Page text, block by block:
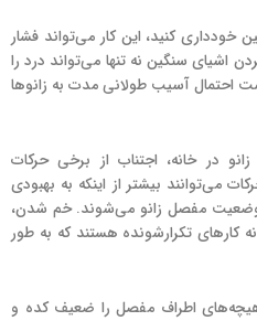
خودداری کنید، این کار می‌تواند فشار
اشیای سنگین نه تنها می‌تواند درد را
احتمال آسیب طولانی مدت به زانوها
در خانه، اجتناب از برخی حرکات
می‌توانند بیشتر از اینکه به بهبودی
مفصل زانو می‌شوند. خم شدن،
تکرارشونده هستند که به طور
اطراف مفصل را ضعیف کده و